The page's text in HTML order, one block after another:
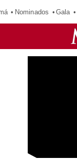
Nominados Gala